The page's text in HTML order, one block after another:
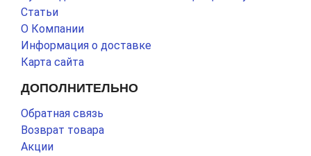
Статьи
О Компании
Информация о доставке
Карта сайта
ДОПОЛНИТЕЛЬНО
Обратная связь
Возврат товара
Акции